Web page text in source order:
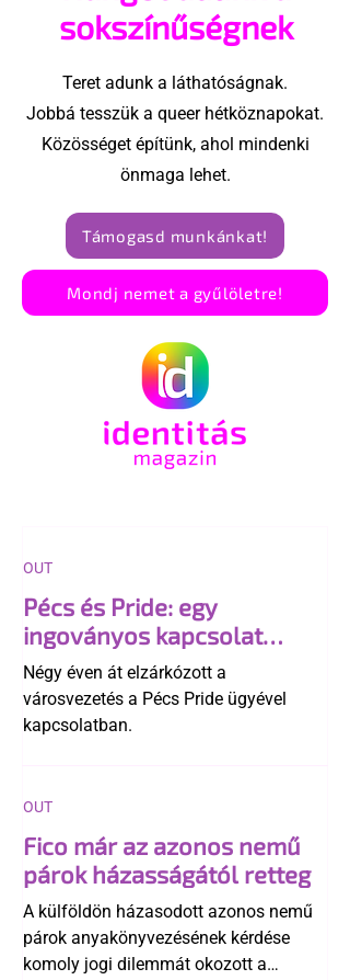
szintet lépett
sokszínűségnek
Teret adunk a láthatóságnak.
Jobbá tesszük a queer hétköznapokat.
Közösséget építünk, ahol mindenki
önmaga lehet.
Támogasd munkánkat!
Mondj nemet a gyűlöletre!
Pécs és Pride: egy
ingoványos kapcsolat
története
Négy éven át elzárkózott a
városvezetés a Pécs Pride ügyével
kapcsolatban.
OUT
Fico már az azonos nemű
párok házasságától retteg
A külföldön házasodott azonos nemű
párok anyakönyvezésének kérdése
komoly jogi dilemmát okozott a
OUT